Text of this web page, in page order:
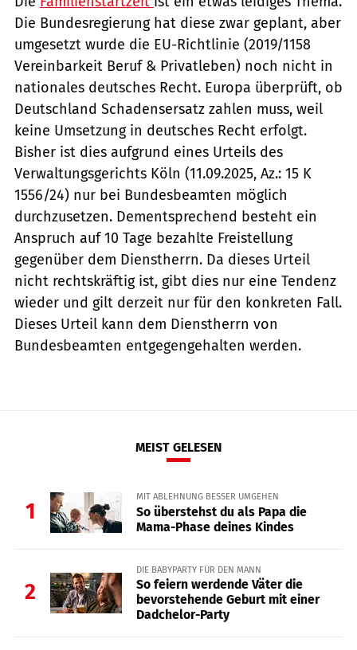
Die Bundesregierung hat diese zwar geplant, aber
umgesetzt wurde die EU-Richtlinie (2019/1158
Vereinbarkeit Beruf & Privatleben) noch nicht in
nationales deutsches Recht. Europa überprüft, ob
Deutschland Schadensersatz zahlen muss, weil
keine Umsetzung in deutsches Recht erfolgt.
Bisher ist dies aufgrund eines Urteils des
Verwaltungsgerichts Köln (11.09.2025, Az.: 15 K
1556/24) nur bei Bundesbeamten möglich
durchzusetzen. Dementsprechend besteht ein
Anspruch auf 10 Tage bezahlte Freistellung
gegenüber dem Dienstherrn. Da dieses Urteil
nicht rechtskräftig ist, gibt dies nur eine Tendenz
wieder und gilt derzeit nur für den konkreten Fall.
Dieses Urteil kann dem Dienstherrn von
Bundesbeamten entgegengehalten werden.
MEIST GELESEN
1
MIT ABLEHNUNG BESSER UMGEHEN
So überstehst du als Papa die
Mama-Phase deines Kindes
2
DIE BABYPARTY FÜR DEN MANN
So feiern werdende Väter die
bevorstehende Geburt mit einer
Dadchelor-Party